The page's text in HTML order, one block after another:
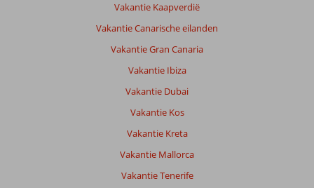
Vakantie Kaapverdië
Vakantie Canarische eilanden
Vakantie Gran Canaria
Vakantie Ibiza
Vakantie Dubai
Vakantie Kos
Vakantie Kreta
Vakantie Mallorca
Vakantie Tenerife